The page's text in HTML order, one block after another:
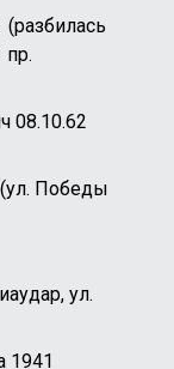
пр.
08.10.62
Победы
ул.
1941